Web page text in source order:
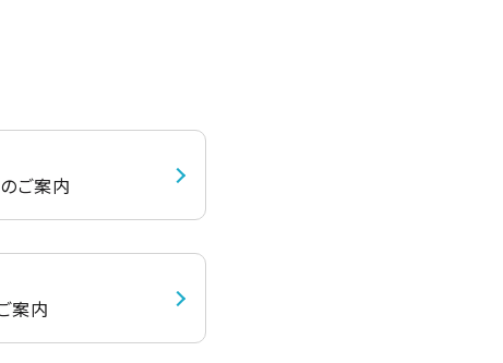
ご案内​
案内​